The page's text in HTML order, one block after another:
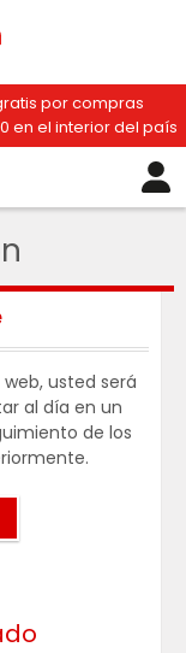
por compras
en el interior del país
usted será
al día en un
de los